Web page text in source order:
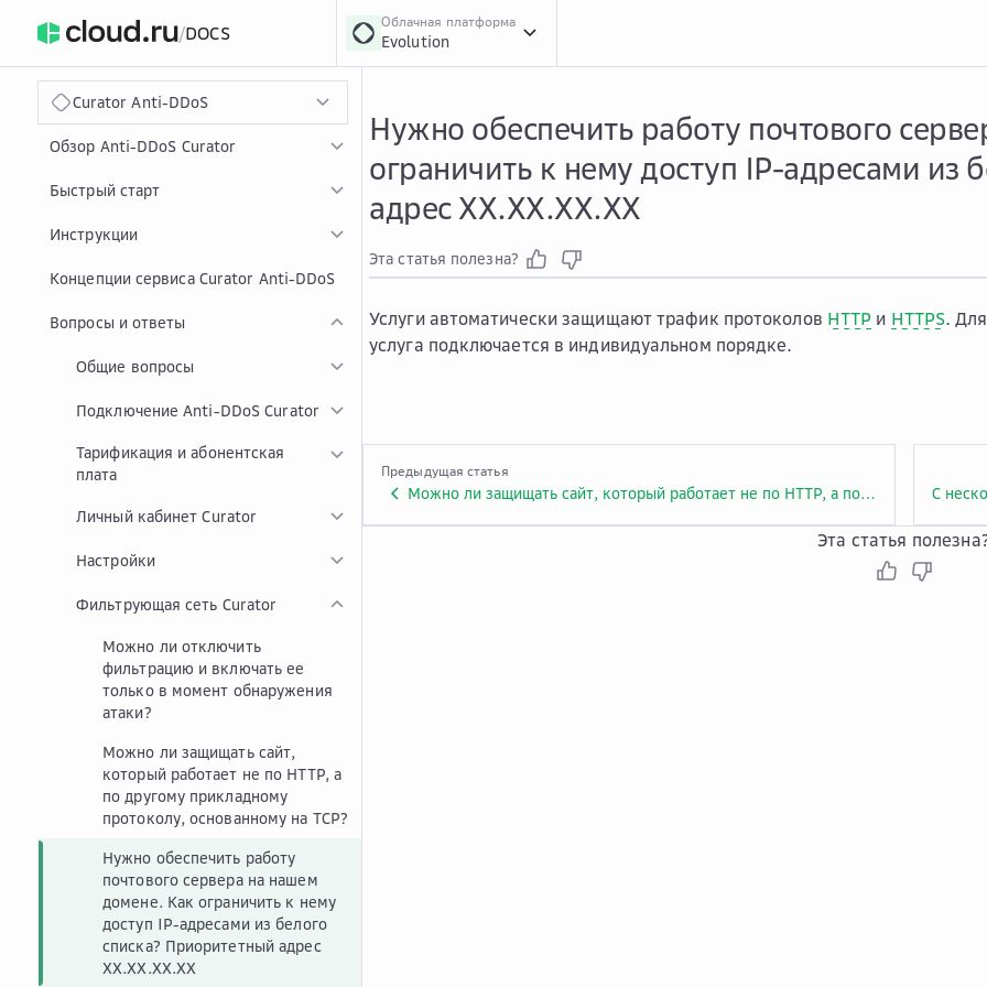
/DOCS
Облачная платформа
Evolution
Curator Anti-DDoS
Обзор Anti-DDoS Curator
Быстрый старт
Инструкции
Концепции сервиса Curator Anti-DDoS
Вопросы и ответы
Общие вопросы
Подключение Anti-DDoS Curator
Тарификация и абонентская
плата
Личный кабинет Curator
Настройки
Фильтрующая сеть Curator
Можно ли отключить
фильтрацию и включать ее
только в момент обнаружения
атаки?
Можно ли защищать сайт,
который работает не по HTTP, а
по другому прикладному
протоколу, основанному на TCP?
Нужно обеспечить работу
почтового сервера на нашем
домене. Как ограничить к нему
доступ IP-адресами из белого
списка? Приоритетный адрес
XX.XX.XX.XX
Нужно обеспечить работу почтового
ограничить к нему доступ IP-адресами из
адрес XX.XX.XX.XX
Эта статья полезна?
Услуги автоматически защищают трафик протоколов HTTP и HTTPS.
услуга подключается в индивидуальном порядке.
Предыдущая статья
Можно ли защищать сайт, который работает не по HTTP, а по другому прикладному протоколу, основанному на TCP?
Эта статья